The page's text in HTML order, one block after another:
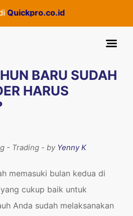
BARU SUDAH
HARUS
- Trading - by Yenny K
memasuki bulan kedua di
cukup baik untuk
Anda sudah melaksanakan